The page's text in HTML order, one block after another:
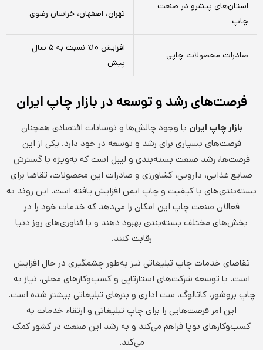
استان‌های پیشرو در صنعت
چاپ
تهران، اصفهان، خراسان رضوی
صادرات محصولات چاپی
افزایش ۱۰٪ نسبت به ۵ سال
پیش
فرصت‌های رشد و توسعه در بازار چاپ ایران
بازار چاپ ایران با وجود چالش‌ها و نوسانات اقتصادی همچنان
فرصت‌های بسیاری برای رشد و توسعه در خود دارد. یکی از این
فرصت‌ها، رشد صنعت بسته‌بندی و لیبل است که به‌ویژه با گسترش
صنایع غذایی، دارویی، کشاورزی و صادرات این محصولات، تقاضا برای
بسته‌بندی‌های با کیفیت و چاپ ایمن افزایش یافته است. این روند به
فعالان صنعت چاپ این امکان را می‌دهد که خدمات خود را در
بخش‌های مختلف بسته‌بندی بهبود دهند و با فناوری‌های روز دنیا
رقابت کنند.
تقاضای خدمات چاپ تبلیغاتی نیز به‌طور چشمگیری در حال افزایش
است. با توسعه شرکت‌های استارتاپی و کسب‌وکارهای محلی، نیاز به
چاپ بروشور، کاتالوگ، ست اداری و بنرهای تبلیغاتی بیشتر شده است.
این امر فرصت‌هایی را برای چاپ تبلیغاتی و ارتقاء خدمات به
کسب‌وکارهای نوپا فراهم می‌کند و به رشد این صنعت در کشور کمک
می‌کند.